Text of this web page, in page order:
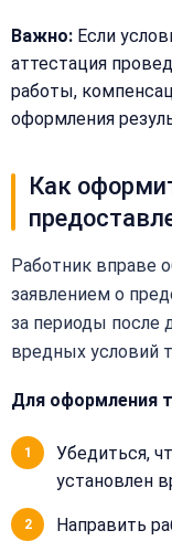
Важно: Если
аттестация
работы,
оформления
Как
Работник вправе
заявлением о
за периоды после
вредных условий
Для оформления
Убедиться,
установлен
Направить
Написать
Имя:
Email:
Сообщение:
Оставьте
имя
телефон
—
Имя:
Телефон: